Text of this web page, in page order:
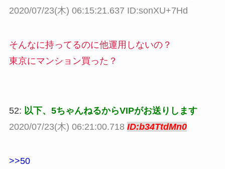
2020/07/23(木) 06:15:21.637 ID:sonXU+7Hd
そんなに持ってるのに他運用しないの？
東京にマンション買った？
52: 以下、5ちゃんねるからVIPがお送りします
2020/07/23(木) 06:21:00.718 ID:b34TtdMn0
>>50